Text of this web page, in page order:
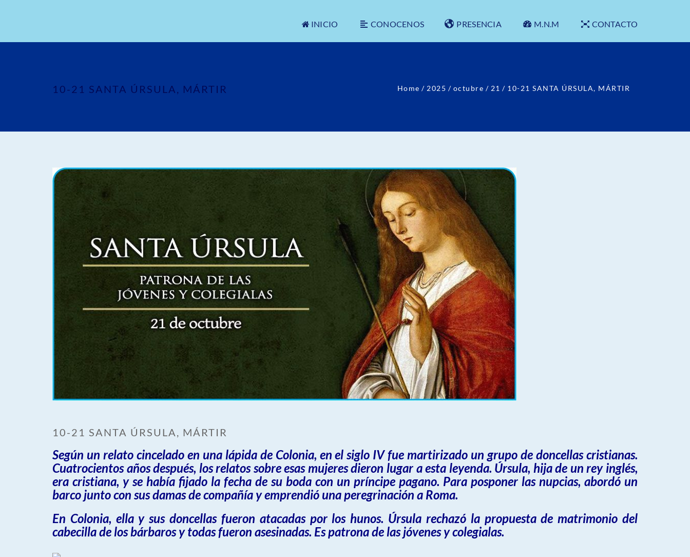
INICIO CONOCENOS PRESENCIA M.N.M CONTACTO
10-21 SANTA ÚRSULA, MÁRTIR Home / 2025 / octubre / 21 / 10-21 SANTA ÚRSULA, MÁRTIR
10-21 SANTA ÚRSULA, MÁRTIR
Según un relato cincelado en una lápida de Colonia, en el siglo IV fue martirizado un grupo de doncellas cristianas.
Cuatrocientos años después, los relatos sobre esas mujeres dieron lugar a esta leyenda. Úrsula, hija de un rey inglés,
era cristiana, y se había fijado la fecha de su boda con un príncipe pagano. Para posponer las nupcias, abordó un
barco junto con sus damas de compañía y emprendió una peregrinación a Roma.
En Colonia, ella y sus doncellas fueron atacadas por los hunos. Úrsula rechazó la propuesta de matrimonio del
cabecilla de los bárbaros y todas fueron asesinadas. Es patrona de las jóvenes y colegialas.